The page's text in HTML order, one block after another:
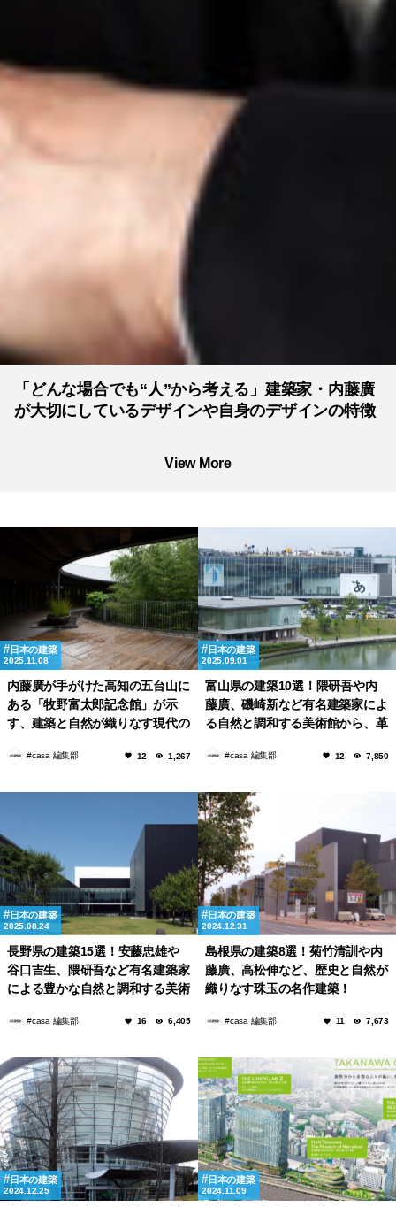
「どんな場合でも“人”から考える」建築家・内藤廣
が大切にしているデザインや自身のデザインの特徴
View More
日本の建築
2025.11.08
内藤廣が手がけた高知の五台山に
ある「牧野富太郎記念館」が示
す、建築と自然が織りなす現代の
#casa 編集部 12 1,267
日本の建築
2025.09.01
富山県の建築10選！隈研吾や内
藤廣、磯崎新など有名建築家によ
る自然と調和する美術館から、革
#casa 編集部 12 7,850
日本の建築
2025.08.24
長野県の建築15選！安藤忠雄や
谷口吉生、隈研吾など有名建築家
による豊かな自然と調和する美術
#casa 編集部 16 6,405
日本の建築
2024.12.31
島根県の建築8選！菊竹清訓や内
藤廣、高松伸など、歴史と自然が
織りなす珠玉の名作建築！
#casa 編集部 11 7,673
日本の建築
2024.12.25
日本の建築
2024.11.09